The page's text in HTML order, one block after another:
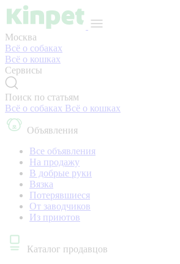
Москва
Всё о собаках
Всё о кошках
Сервисы
Поиск по статьям
Всё о собаках Всё о кошках
Объявления
Все объявления
На продажу
В добрые руки
Вязка
Потерявшиеся
От заводчиков
Из приютов
Каталог продавцов